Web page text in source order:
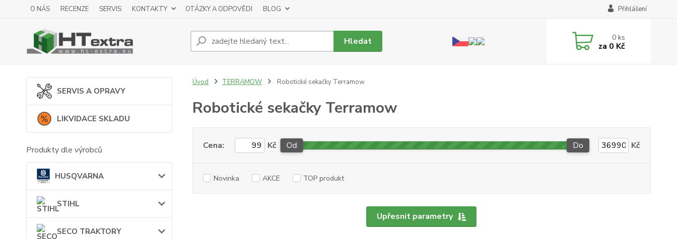
O NÁS RECENZE SERVIS KONTAKTY OTÁZKY A ODPOVĚDI BLOG Přihlášení
Hledat 0ks
za 0 Kč
SERVIS A OPRAVY
LIKVIDACE SKLADU
Produkty dle výrobců
HUSQVARNA
STIHL
SECO TRAKTORY
Úvod TERRAMOW Robotické sekačky Terramow
Robotické sekačky Terramow
Upřesnit parametry
Cena: Kč Od Do Kč
Novinka AKCE TOP produkt